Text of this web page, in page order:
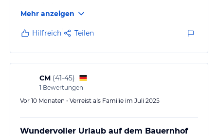
Die Kommunikation war freundlich und hilfsbereit.
Wir konnten auch jederzeit nach Empfehlungen und
Ratschlägen fragen. Uns wurde immer sehr gut weiter
geholfen.
Die Lage der Apartments ist sehr schön zwischen
Weiden mit Ziegen und Kälbern.
Es war perfekt für Aktivitäten an der frischen Luft,
egal…
Mehr anzeigen
Hilfreich Teilen
CM (41-45)
1 Bewertungen
Vor 10 Monaten • Verreist als Familie im Juli 2025
Wundervoller Urlaub auf dem Bauernhof